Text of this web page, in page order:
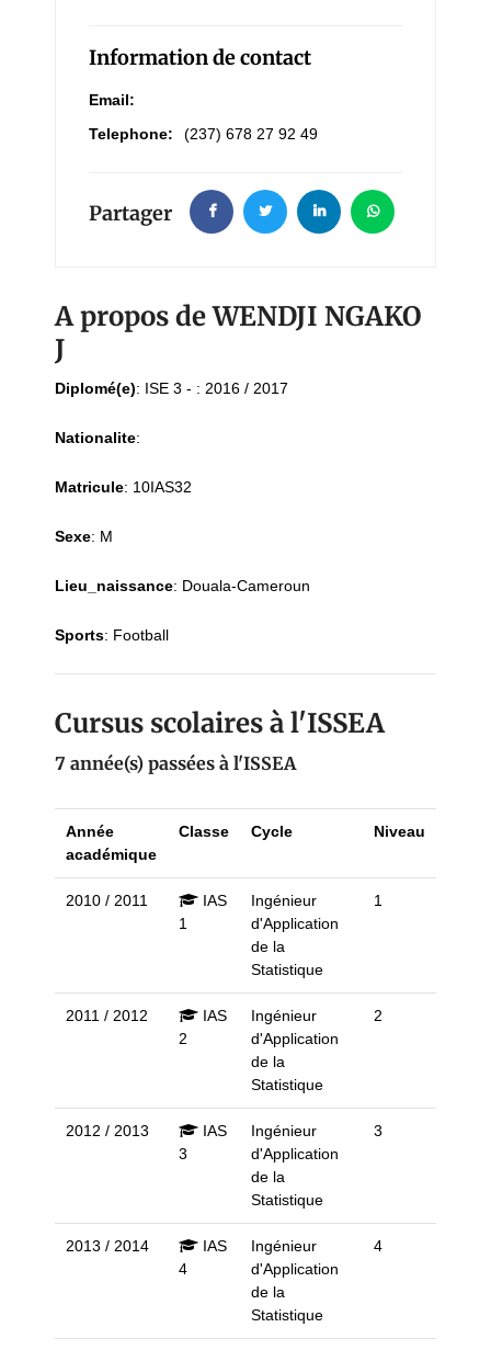
Information de contact
Email:
Telephone:
(237) 678 27 92 49
Partager
A propos de WENDJI NGAKO
J
Diplomé(e): ISE 3 - : 2016 / 2017
Nationalite:
Matricule: 10IAS32
Sexe: M
Lieu_naissance: Douala-Cameroun
Sports: Football
Cursus scolaires à l'ISSEA
7 année(s) passées à l'ISSEA
Année
académique
Classe Cycle Niveau
2010 / 2011
IAS
1
Ingénieur
d'Application
de la
Statistique
1
2011 / 2012
IAS
2
Ingénieur
d'Application
de la
Statistique
2
2012 / 2013
IAS
3
Ingénieur
d'Application
de la
Statistique
3
2013 / 2014
IAS
4
Ingénieur
d'Application
de la
Statistique
4